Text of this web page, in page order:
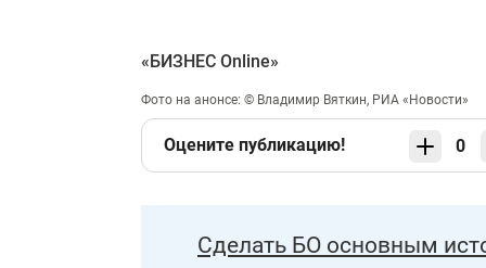
«БИЗНЕС Online»
Фото на анонсе: © Владимир Вяткин, РИА «Новости»
Оцените публикацию! 0
Сделать БО основным